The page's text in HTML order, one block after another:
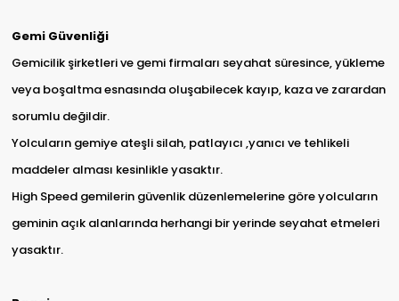
Gemi Güvenliği
Gemicilik şirketleri ve gemi firmaları seyahat süresince, yükleme
veya boşaltma esnasında oluşabilecek kayıp, kaza ve zarardan
sorumlu değildir.
Yolcuların gemiye ateşli silah, patlayıcı ,yanıcı ve tehlikeli
maddeler alması kesinlikle yasaktır.
High Speed gemilerin güvenlik düzenlemelerine göre yolcuların
geminin açık alanlarında herhangi bir yerinde seyahat etmeleri
yasaktır.